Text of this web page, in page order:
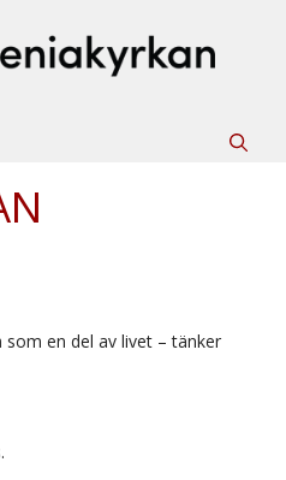
en del av livet – tänker